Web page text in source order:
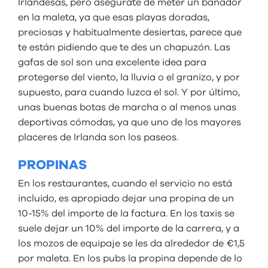
Irlandesas, pero asegúrate de meter un bañador
en la maleta, ya que esas playas doradas,
preciosas y habitualmente desiertas, parece que
te están pidiendo que te des un chapuzón. Las
gafas de sol son una excelente idea para
protegerse del viento, la lluvia o el granizo, y por
supuesto, para cuando luzca el sol. Y por último,
unas buenas botas de marcha o al menos unas
deportivas cómodas, ya que uno de los mayores
placeres de Irlanda son los paseos.
PROPINAS
En los restaurantes, cuando el servicio no está
incluido, es apropiado dejar una propina de un
10-15% del importe de la factura. En los taxis se
suele dejar un 10% del importe de la carrera, y a
los mozos de equipaje se les da alrededor de €1,5
por maleta. En los pubs la propina depende de lo